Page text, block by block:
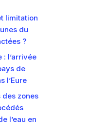
limitation
du
?
: l’arrivée
de
l’Eure
des zones
l’eau en